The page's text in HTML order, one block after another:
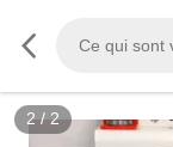
2/2